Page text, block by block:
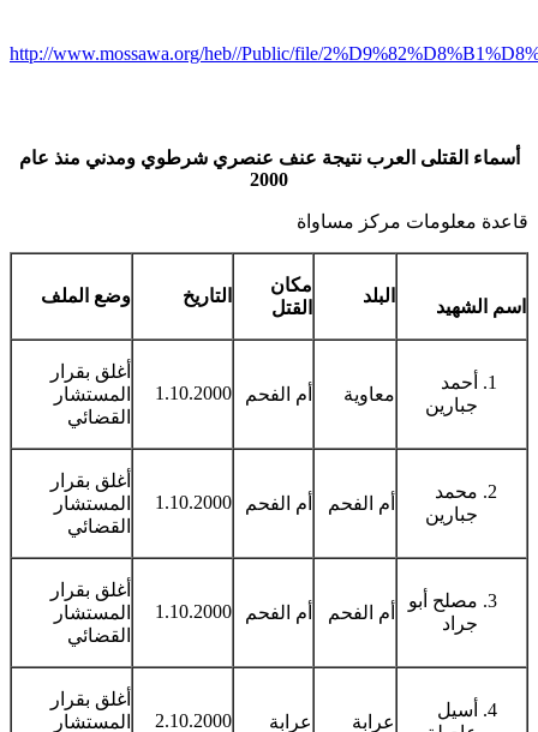
http://www.mossawa.org/heb//Public/file/
أسماء القتلى العرب نتيجة عنف عنصري شرطوي ومدني منذ عام
2000
قاعدة معلومات مركز مساواة
اسم الشهيد
البلد
مكان
القتل
التاريخ وضع الملف
أحمد
جبارين
معاوية أم الفحم 1.10.2000
أغلق بقرار
المستشار
القضائي
محمد
جبارين
أم الفحم أم الفحم 1.10.2000
أغلق بقرار
المستشار
القضائي
مصلح أبو
جراد
أم الفحم أم الفحم 1.10.2000
أغلق بقرار
المستشار
القضائي
أسيل
عرابة عرابة 2.10.2000
أغلق بقرار
المستشار